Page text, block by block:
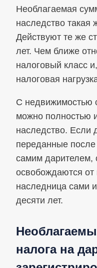
Необлагаемая
наследство такая
Действуют те же
лет. Чем ближе
налоговый класс
налоговая
С недвижимостью
можно полностью
наследство. Если
переданные
самим дарителем,
освобождаются от
наследница сами
десяти лет.
налога на